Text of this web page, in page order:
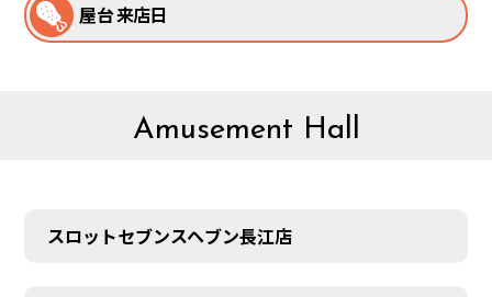
屋台 来店日
Amusement Hall
スロットセブンスヘブン長江店